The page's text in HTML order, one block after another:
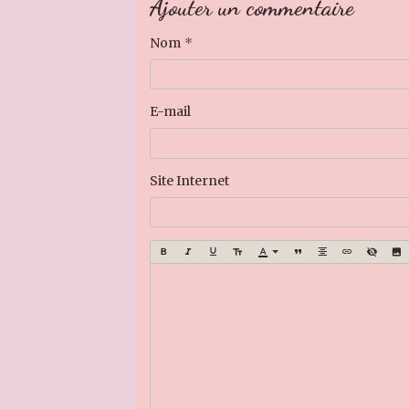
Ajouter un commentaire
Nom
E-mail
Site Internet